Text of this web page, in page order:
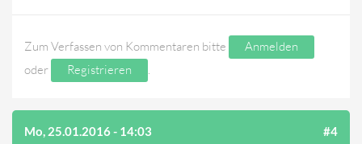
Zum Verfassen von Kommentaren bitte
Anmelden
oder
Registrieren .
Mo, 25.01.2016 - 14:03 #4